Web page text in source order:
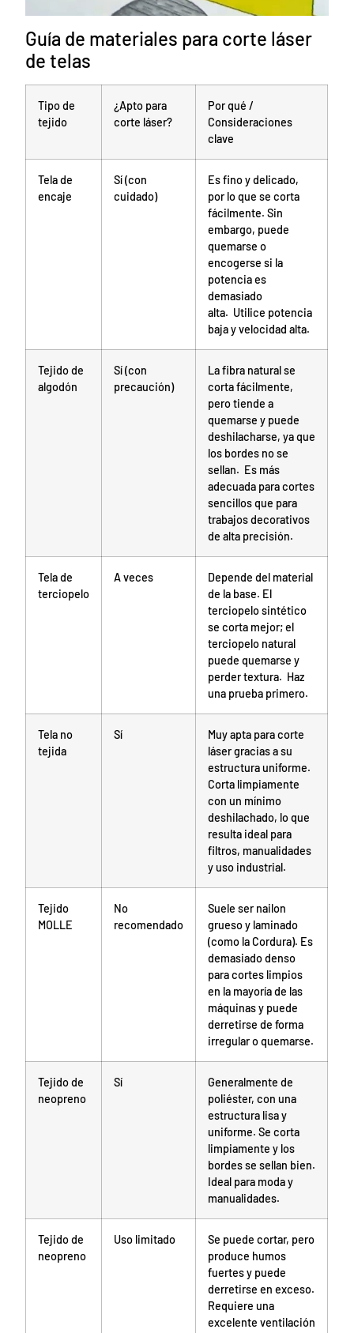
Guía de materiales para corte láser
de telas
Tipo de
tejido
¿Apto para
corte láser?
Por qué /
Consideraciones
clave
Tela de
encaje
Sí (con
cuidado)
Es fino y delicado,
por lo que se corta
fácilmente. Sin
embargo, puede
quemarse o
encogerse si la
potencia es
demasiado
alta. Utilice potencia
baja y velocidad alta.
Tejido de
algodón
Sí (con
precaución)
La fibra natural se
corta fácilmente,
pero tiende a
quemarse y puede
deshilacharse, ya que
los bordes no se
sellan. Es más
adecuada para cortes
sencillos que para
trabajos decorativos
de alta precisión.
Tela de
terciopelo
A veces
Depende del material
de la base. El
terciopelo sintético
se corta mejor; el
terciopelo natural
puede quemarse y
perder textura. Haz
una prueba primero.
Tela no
tejida
Sí
Muy apta para corte
láser gracias a su
estructura uniforme.
Corta limpiamente
con un mínimo
deshilachado, lo que
resulta ideal para
filtros, manualidades
y uso industrial.
Tejido
MOLLE
No
recomendado
Suele ser nailon
grueso y laminado
(como la Cordura). Es
demasiado denso
para cortes limpios
en la mayoría de las
máquinas y puede
derretirse de forma
irregular o quemarse.
Tejido de
neopreno
Sí
Generalmente de
poliéster, con una
estructura lisa y
uniforme. Se corta
limpiamente y los
bordes se sellan bien.
Ideal para moda y
manualidades.
Tejido de
neopreno
Uso limitado
Se puede cortar, pero
produce humos
fuertes y puede
derretirse en exceso.
Requiere una
excelente ventilación